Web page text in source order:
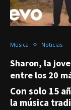
Música Noticias
Sharon, la
entre los 20
Con solo 15
la música